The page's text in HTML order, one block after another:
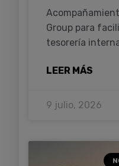
Group para
tesorería
LEER MÁS
9 julio, 2026